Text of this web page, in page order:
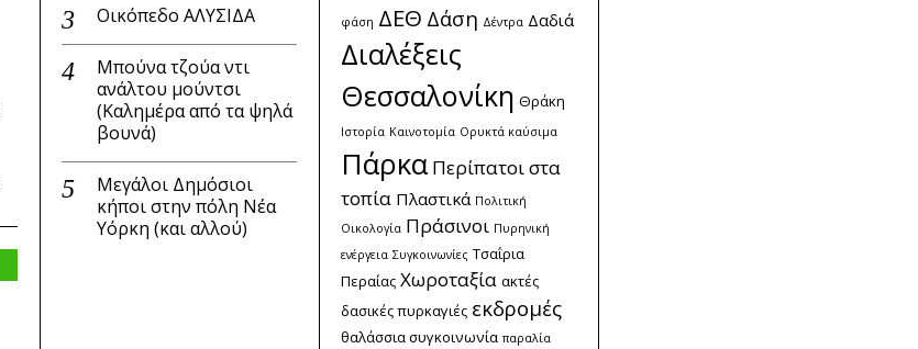
Οικόπεδο ΑΛΥΣΙΔΑ
Μπούνα τζούα ντι
ανάλτου μούντσι
(Καλημέρα από τα ψηλά
βουνά)
Μεγάλοι Δημόσιοι
κήποι στην πόλη Νέα
Υόρκη (και αλλού)
φάση ΔΕΘ Δάση Δέντρα Δαδιά
Διαλέξεις
Θεσσαλονίκη Θράκη
Ιστορία Καινοτομία Ορυκτά καύσιμα
Πάρκα Περίπατοι στα
τοπία Πλαστικά Πολιτική
Οικολογία Πράσινοι Πυρηνική
ενέργεια Συγκοινωνίες Τσαΐρια
Περαίας Χωροταξία ακτές
δασικές πυρκαγιές εκδρομές
θαλάσσια συγκοινωνία παραλία